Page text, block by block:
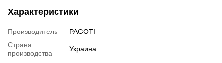
Характеристики
Производитель
PAGOTI
Страна
производства
Украина